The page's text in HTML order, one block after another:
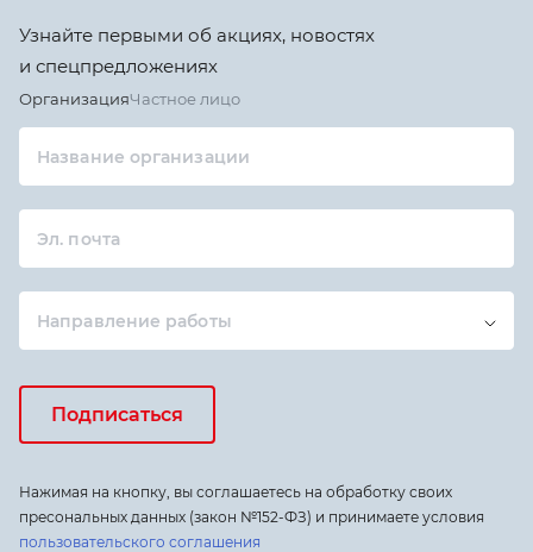
Узнайте первыми об акциях, новостях
и спецпредложениях
ОрганизацияЧастное лицо
Название организации
Эл. почта
Направление работы
Подписаться
Нажимая на кнопку, вы соглашаетесь на обработку своих
пресональных данных (закон №152-ФЗ) и принимаете условия
пользовательского соглашения